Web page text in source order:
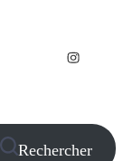
Rechercher